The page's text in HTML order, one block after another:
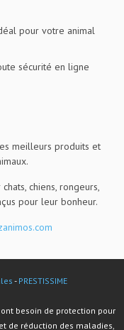
pour votre animal
sécurité en ligne
meilleurs produits et
chiens, rongeurs,
pour leur bonheur.
- PRESTISSIME
besoin de protection pour
de réduction des maladies,